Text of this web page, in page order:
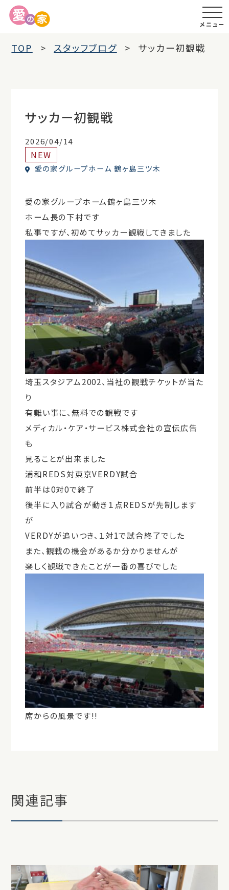
メニュー
TOP スタッフブログ サッカー初観戦
サッカー初観戦
2026/04/14
NEW
愛の家グループホーム 鶴ヶ島三ツ木
愛の家グループホーム鶴ヶ島三ツ木
ホーム長の下村です
私事ですが、初めてサッカー観戦してきました
埼玉スタジアム2002、当社の観戦チケットが当た
り
有難い事に、無料での観戦です
メディカル・ケア・サービス株式会社の宣伝広告
も
見ることが出来ました
浦和REDS対東京VERDY試合
前半は0対0で終了
後半に入り試合が動き１点REDSが先制します
が
VERDYが追いつき、１対1で試合終了でした
また、観戦の機会があるか分かりませんが
楽しく観戦できたことが一番の喜びでした
席からの風景です!!
関連記事